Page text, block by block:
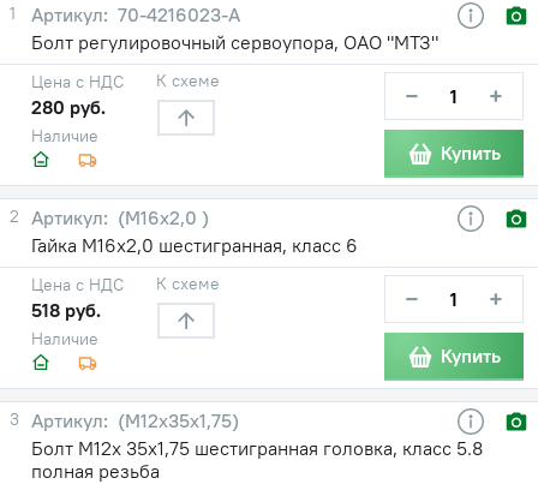
1
70-4216023-А
Болт регулировочный сервоупора, ОАО "МТЗ"
Наличие
Цена с НДС
280 руб.
К схеме − +
Купить
2
(М16х2,0 )
Гайка М16х2,0 шестигранная, класс 6
Наличие
Цена с НДС
518 руб.
К схеме − +
Купить
3
(М12х35х1,75)
Болт М12х 35х1,75 шестигранная головка, класс 5.8
полная резьба